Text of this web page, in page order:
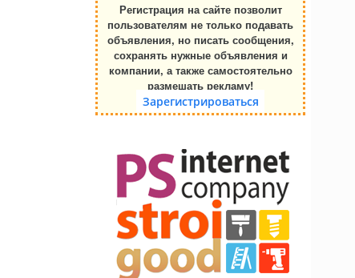
Регистрация на сайте позволит
пользователям не только подавать
объявления, но писать сообщения,
сохранять нужные объявления и
компании, а также самостоятельно
размешать рекламу!
Зарегистрироваться